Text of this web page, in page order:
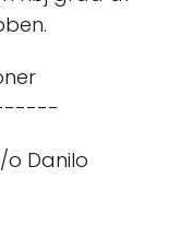
o Danilo